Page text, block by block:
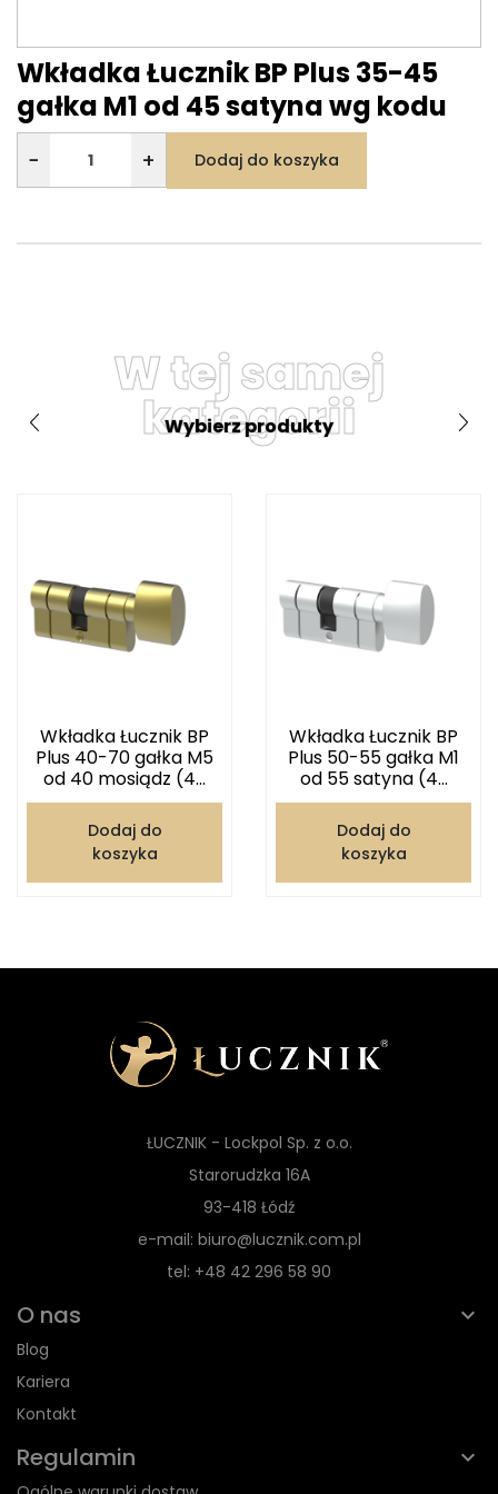
Wkładka Łucznik BP Plus 35-45
gałka M1 od 45 satyna wg kodu
− + Dodaj do koszyka
W tej samej
kategorii
Wybierz produkty
Wkładka Łucznik BP
Plus 40-70 gałka M5
od 40 mosiądz (4...
Dodaj do
koszyka
Wkładka Łucznik BP
Plus 50-55 gałka M1
od 55 satyna (4...
Dodaj do
koszyka
ŁUCZNIK - Lockpol Sp. z o.o.
Starorudzka 16A
93-418 Łódź
e-mail: biuro@lucznik.com.pl
tel: +48 42 296 58 90
O nas
Blog
Kariera
Kontakt
Regulamin